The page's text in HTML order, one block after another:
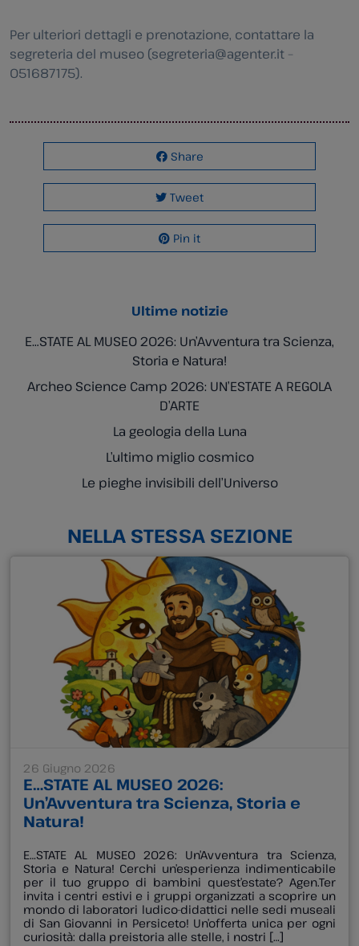
Per ulteriori dettagli e prenotazione, contattare la
segreteria del museo (segreteria@agenter.it –
051687175).
Share
Tweet
Pin it
Ultime notizie
E…STATE AL MUSEO 2026: Un’Avventura tra Scienza,
Storia e Natura!
Archeo Science Camp 2026: UN’ESTATE A REGOLA
D’ARTE
La geologia della Luna
L’ultimo miglio cosmico
Le pieghe invisibili dell’Universo
NELLA STESSA SEZIONE
26 Giugno 2026
E…STATE AL MUSEO 2026:
Un’Avventura tra Scienza, Storia e
Natura!
E…STATE AL MUSEO 2026: Un’Avventura tra Scienza,
Storia e Natura! Cerchi un’esperienza indimenticabile
per il tuo gruppo di bambini quest’estate? Agen.Ter
invita i centri estivi e i gruppi organizzati a scoprire un
mondo di laboratori ludico-didattici nelle sedi museali
di San Giovanni in Persiceto! Un’offerta unica per ogni
curiosità: dalla preistoria alle stelle, i nostri […]